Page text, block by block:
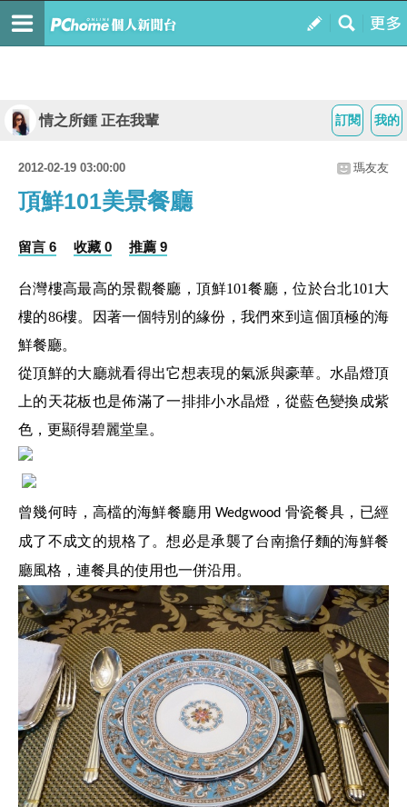
我的
訂閱
情之所鍾 正在我輩
2012-02-19 03:00:00 瑪友友
頂鮮101美景餐廳
留言 6 收藏 0 推薦 9
台灣樓高最高的景觀餐廳，頂鮮101餐廳，位於台北101 大
樓的86樓。因著一個特別的緣份，我們來到這個頂極的海
鮮餐廳。
從頂鮮的大廳就看得出它想表現的氣派與豪華。水晶燈頂
上的天花板也是佈滿了一排排小水晶燈，從藍色變換成紫
色，更顯得碧麗堂皇。
曾幾何時，高檔的海鮮餐廳用 Wedgwood 骨瓷餐具，已經
成了不成文的規格了。想必是承襲了台南擔仔麵的海鮮餐
廳風格，連餐具的使用也一併沿用。